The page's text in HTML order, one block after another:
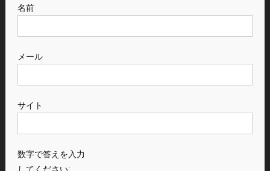
名前
メール
サイト
数字で答えを入力